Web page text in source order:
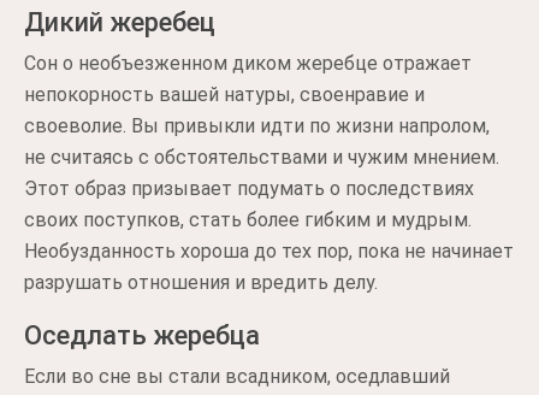
Дикий жеребец
Сон о необъезженном диком жеребце отражает
непокорность вашей натуры, своенравие и
своеволие. Вы привыкли идти по жизни напролом,
не считаясь с обстоятельствами и чужим мнением.
Этот образ призывает подумать о последствиях
своих поступков, стать более гибким и мудрым.
Необузданность хороша до тех пор, пока не начинает
разрушать отношения и вредить делу.
Оседлать жеребца
Если во сне вы стали всадником, оседлавший